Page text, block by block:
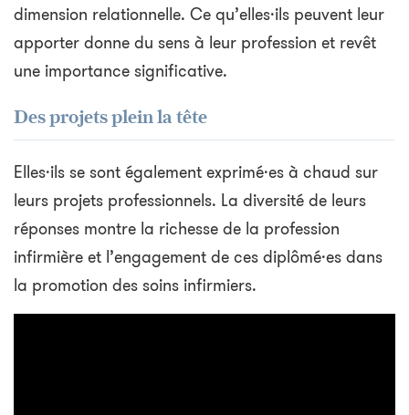
dimension relationnelle. Ce qu’elles·ils peuvent leur
apporter donne du sens à leur profession et revêt
une importance significative.
Des projets plein la tête
Elles·ils se sont également exprimé·es à chaud sur
leurs projets professionnels. La diversité de leurs
réponses montre la richesse de la profession
infirmière et l’engagement de ces diplômé·es dans
la promotion des soins infirmiers.